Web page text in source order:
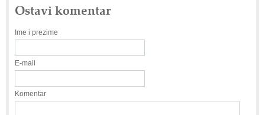
Ostavi komentar
Ime i prezime
E-mail
Komentar